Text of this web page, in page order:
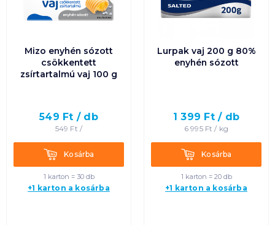
Mizo enyhén sózott
csökkentett
zsírtartalmú vaj 100 g
549 Ft / db
549 Ft /
KosárbaKosárba
1 karton = 30 db
+1 karton a kosárba
Lurpak vaj 200 g 80%
enyhén sózott
1 399 Ft / db
6 995Ft / kg
KosárbaKosárba
1 karton = 20 db
+1 karton a kosárba